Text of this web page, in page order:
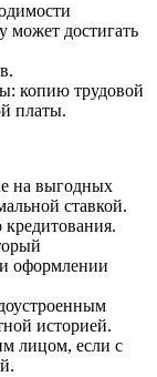
может достигать
копию трудовой
платы.
на выгодных
ставкой.
оформлении
историей.
лицом, если с